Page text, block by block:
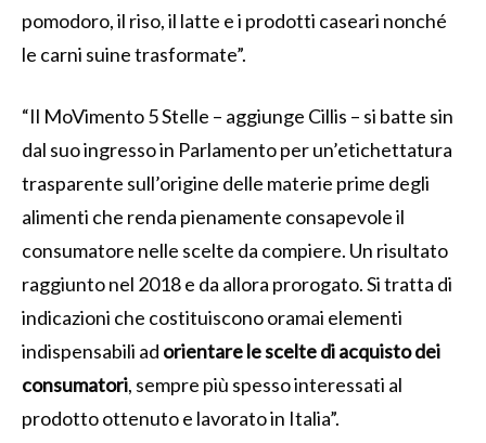
pomodoro, il riso, il latte e i prodotti caseari nonché
le carni suine trasformate”.
“Il MoVimento 5 Stelle – aggiunge Cillis – si batte sin
dal suo ingresso in Parlamento per un’etichettatura
trasparente sull’origine delle materie prime degli
alimenti che renda pienamente consapevole il
consumatore nelle scelte da compiere. Un risultato
raggiunto nel 2018 e da allora prorogato. Si tratta di
indicazioni che costituiscono oramai elementi
indispensabili ad orientare le scelte di acquisto dei
consumatori, sempre più spesso interessati al
prodotto ottenuto e lavorato in Italia”.